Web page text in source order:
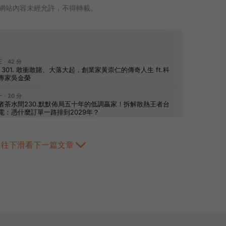
站內容未經允許，不得轉載。
往下滑看下一篇文章